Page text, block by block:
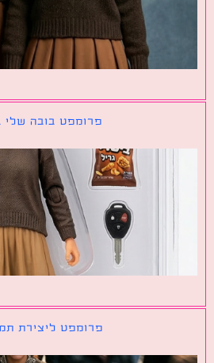
פרומפט בובה שלי
פרומפט ליצירת תמונה